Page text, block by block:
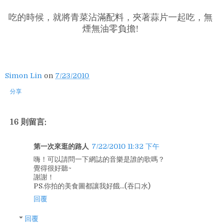
吃的時候，就將青菜沾滿配料，夾著蒜片一起吃，無
煙無油零負擔!
Simon Lin on 7/23/2010
分享
16 則留言:
第一次來逛的路人 7/22/2010 11:32 下午
嗨！可以請問一下網誌的音樂是誰的歌嗎？
覺得很好聽~
謝謝！
PS.你拍的美食圖都讓我好餓...(吞口水)
回覆
回覆